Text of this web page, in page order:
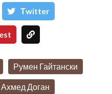
Тwitter
Румен Гайтански
Ахмед Доган